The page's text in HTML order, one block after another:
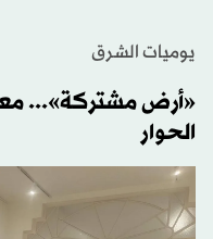
يوميات الشرق
«أرض مشتركة»...
الحوار